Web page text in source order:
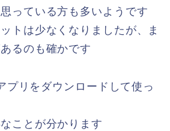
っている方も多いようです
トは少なくなりましたが、ま
るのも確かです
プリをダウンロードして使っ
なことが分かります